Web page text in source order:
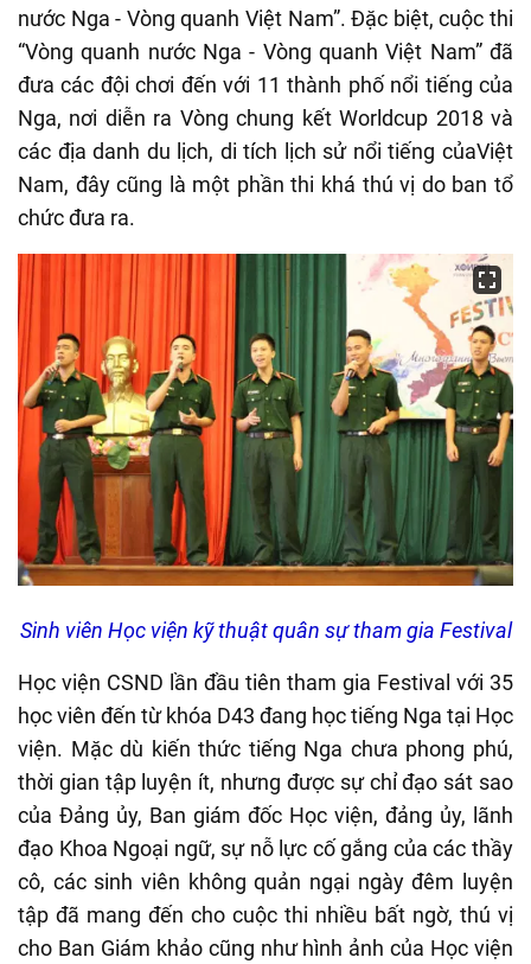
nước Nga - Vòng quanh Việt Nam”. Đặc biệt, cuộc thi
“Vòng quanh nước Nga - Vòng quanh Việt Nam” đã
đưa các đội chơi đến với 11 thành phố nổi tiếng của
Nga, nơi diễn ra Vòng chung kết Worldcup 2018 và
các địa danh du lịch, di tích lịch sử nổi tiếng củaViệt
Nam, đây cũng là một phần thi khá thú vị do ban tổ
chức đưa ra.
Sinh viên Học viện kỹ thuật quân sự tham gia Festival
Học viện CSND lần đầu tiên tham gia Festival với 35
học viên đến từ khóa D43 đang học tiếng Nga tại Học
viện. Mặc dù kiến thức tiếng Nga chưa phong phú,
thời gian tập luyện ít, nhưng được sự chỉ đạo sát sao
của Đảng ủy, Ban giám đốc Học viện, đảng ủy, lãnh
đạo Khoa Ngoại ngữ, sự nỗ lực cố gắng của các thầy
cô, các sinh viên không quản ngại ngày đêm luyện
tập đã mang đến cho cuộc thi nhiều bất ngờ, thú vị
cho Ban Giám khảo cũng như hình ảnh của Học viện